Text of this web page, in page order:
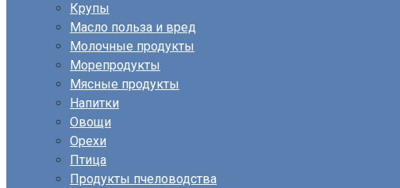
Крупы
Масло польза и вред
Молочные продукты
Морепродукты
Мясные продукты
Напитки
Овощи
Орехи
Птица
Продукты пчеловодства